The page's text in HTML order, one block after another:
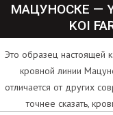
МАЦУНОСКЕ —
KOI
Это образец настоящей
кровной линии
отличается от других
точнее сказать,